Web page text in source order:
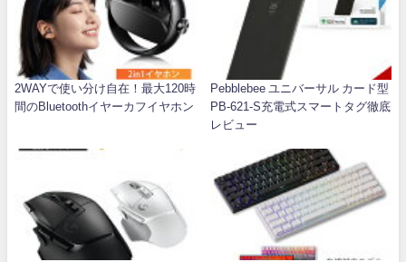
2WAYで使い分け自在！最大120時
間のBluetoothイヤーカフイヤホン
Pebblebee ユニバーサル カード型
PB-621-S充電式スマートタグ徹底
レビュー